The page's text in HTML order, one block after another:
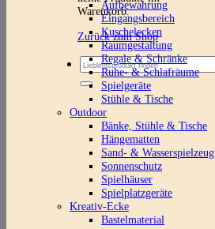
Warenkorb.
Zurück zum Shop
Suchen
nach:
Aufbewahrung
Eingangsbereich
Kuschelecken
Raumgestaltung
Regale & Schränke
Ruhe- & Schlafräume
Spielgeräte
Stühle & Tische
Outdoor
Bänke, Stühle & Tische
Hängematten
Sand- & Wasserspielzeug
Sonnenschutz
Spielhäuser
Spielplatzgeräte
Kreativ-Ecke
Bastelmaterial